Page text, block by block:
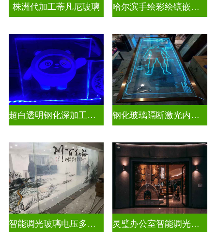
株洲代加工蒂凡尼玻璃 哈尔滨手绘彩绘镶嵌玻璃
超白透明钢化深加工激光内雕发光艺术玻璃 钢化玻璃隔断激光内雕精雕
智能调光玻璃电压多少合适 灵璧办公室智能调光玻璃厂商